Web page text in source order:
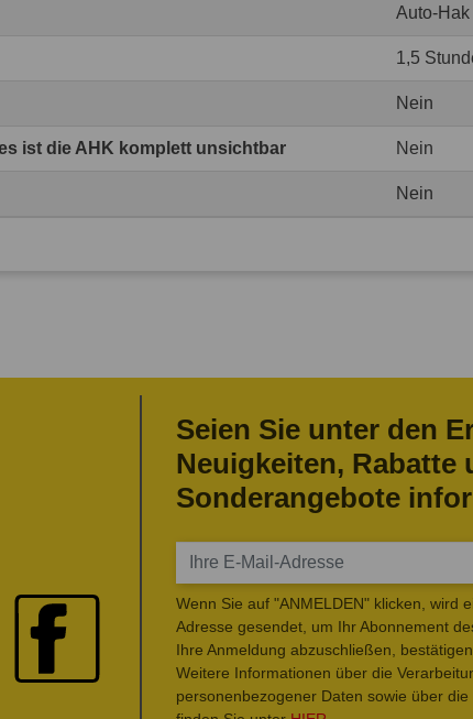
Auto-Hak
1,5
Nein
ist die AHK komplett unsichtbar Nein
Nein
Seien Sie unter den
Neuigkeiten, Rabatte
Sonderangebote
Wenn Sie auf "ANMELDEN" klicken, wird
Adresse gesendet, um Ihr Abonnement
Ihre Anmeldung abzuschließen,
Weitere Informationen über die
personenbezogener Daten sowie über